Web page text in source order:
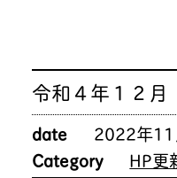
令和４年１２
date
2022年
Category
HP更